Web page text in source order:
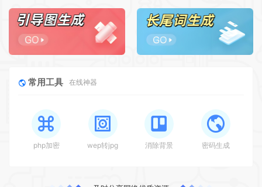
常用工具 在线神器
php加密 wep转jpg 消除背景 密码生成